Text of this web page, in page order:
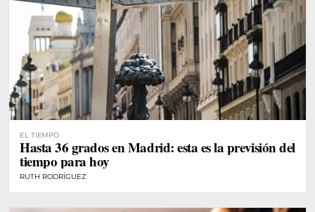
EL TIEMPO
Hasta 36 grados en Madrid: esta es la previsión del
tiempo para hoy
RUTH RODRÍGUEZ